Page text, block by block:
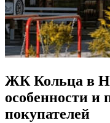
ЖК Кольца в
особенности и
покупателей